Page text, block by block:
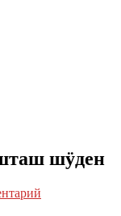
шӱден